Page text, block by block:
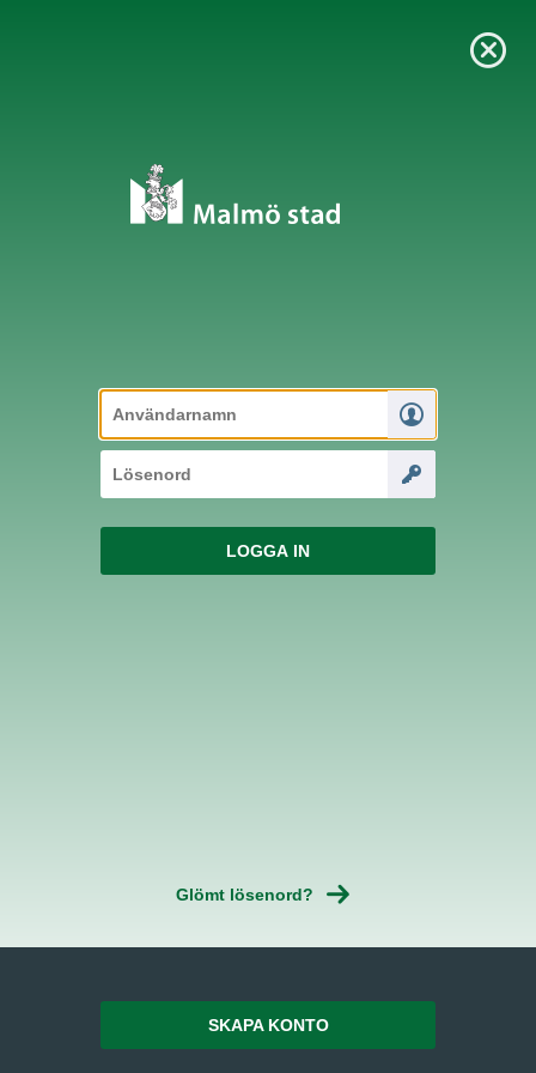
Glömt lösenord?
SKAPA KONTO